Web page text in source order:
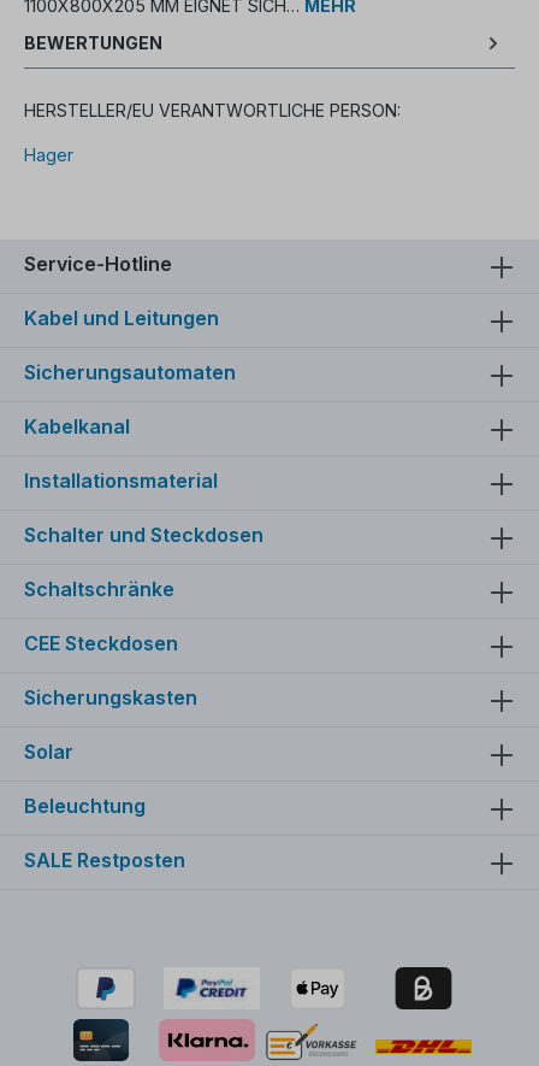
100X800X205 MM EIGNET SICH… MEHR
BEWERTUNGEN
HERSTELLER/EU VERANTWORTLICHE PERSON:
Hager
Service-Hotline
Kabel und Leitungen
Sicherungsautomaten
Kabelkanal
Installationsmaterial
Schalter und Steckdosen
Schaltschränke
CEE Steckdosen
Sicherungskasten
Solar
Beleuchtung
SALE Restposten